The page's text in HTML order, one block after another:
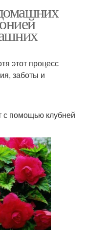
этот процесс
заботы и
помощью клубней